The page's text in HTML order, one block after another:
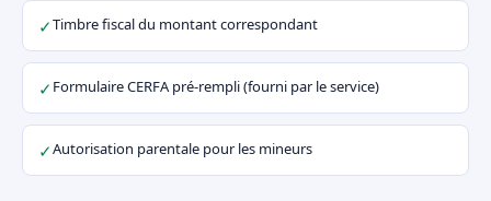
✓Timbre fiscal du montant correspondant
✓ Formulaire CERFA pré-rempli (fourni par le service)
✓Autorisation parentale pour les mineurs